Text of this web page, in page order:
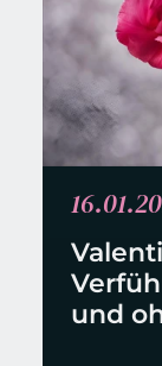
und